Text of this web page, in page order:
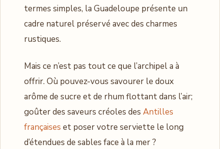
termes simples, la Guadeloupe présente un
cadre naturel préservé avec des charmes
rustiques.
Mais ce n’est pas tout ce que l’archipel a à
offrir. Où pouvez-vous savourer le doux
arôme de sucre et de rhum flottant dans l’air;
goûter des saveurs créoles des Antilles
françaises et poser votre serviette le long
d’étendues de sables face à la mer ?